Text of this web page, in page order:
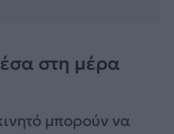
στη μέρα
μπορούν να